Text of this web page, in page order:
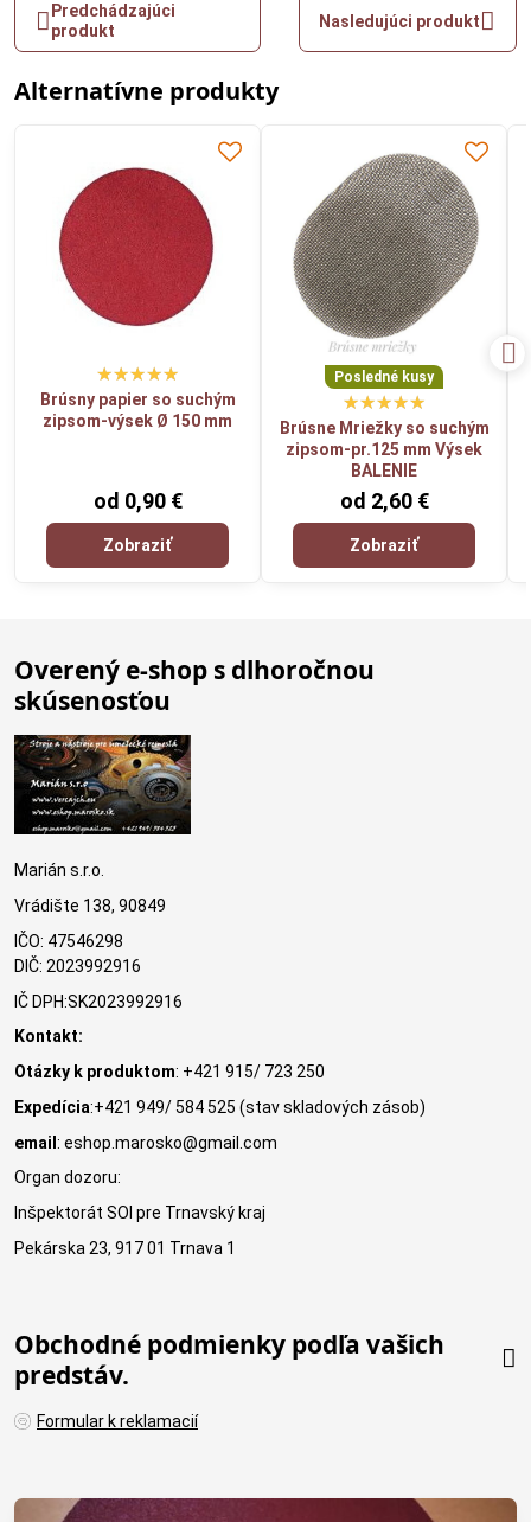
Predchádzajúci
produkt
Nasledujúci produkt
Alternatívne produkty
Brúsny papier so suchým
zipsom-výsek Ø 150 mm
od 0,90 €
Zobraziť
Posledné kusy
Brúsne Mriežky so suchým
zipsom-pr.125 mm Výsek
BALENIE
od 2,60 €
Zobraziť
Overený e-shop s dlhoročnou
skúsenosťou
Marián s.r.o.
Vrádište 138, 90849
IČO: 47546298
DIČ: 2023992916
IČ DPH:SK2023992916
Kontakt:
Otázky k produktom: +421 915/ 723 250
Expedícia:+421 949/ 584 525 (stav skladových zásob)
email : eshop.marosko@gmail.com
Organ dozoru:
Inšpektorát SOI pre Trnavský kraj
Pekárska 23, 917 01 Trnava 1
Obchodné podmienky podľa vašich
predstáv.
Formular k reklamacií